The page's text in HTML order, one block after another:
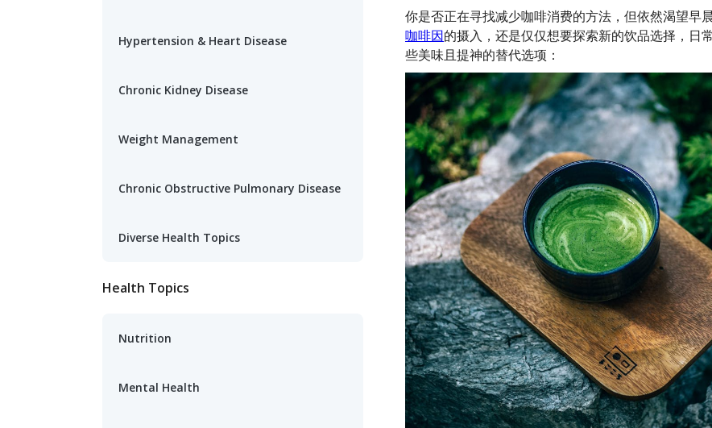
Hypertension & Heart Disease
Chronic Kidney Disease
Weight Management
Chronic Obstructive Pulmonary Disease
Diverse Health Topics
Health Topics
Nutrition
Mental Health
你是否正在寻找减少咖啡消费的方法，但依然渴望早
咖啡因的摄入，还是仅仅想要探索新的饮品选择，日
些美味且提神的替代选项：